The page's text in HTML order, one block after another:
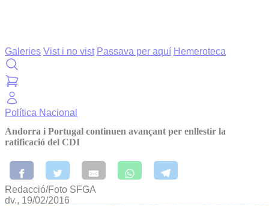
Galeries Vist i no vist Passava per aquí Hemeroteca
Política Nacional
Andorra i Portugal continuen avançant per enllestir la
ratificació del CDI
Redacció/Foto SFGA
dv., 19/02/2016